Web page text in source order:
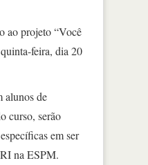
ao projeto “Você
feira, dia 20
alunos de
curso, serão
em ser
na ESPM.